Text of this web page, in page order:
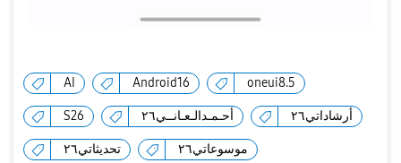
AI Android16 oneui8.5
S26 أحـمـدالـعـانــي٢٦ أرشاداتي٢٦
تحديثاتي٢٦ موسوعاتي٢٦